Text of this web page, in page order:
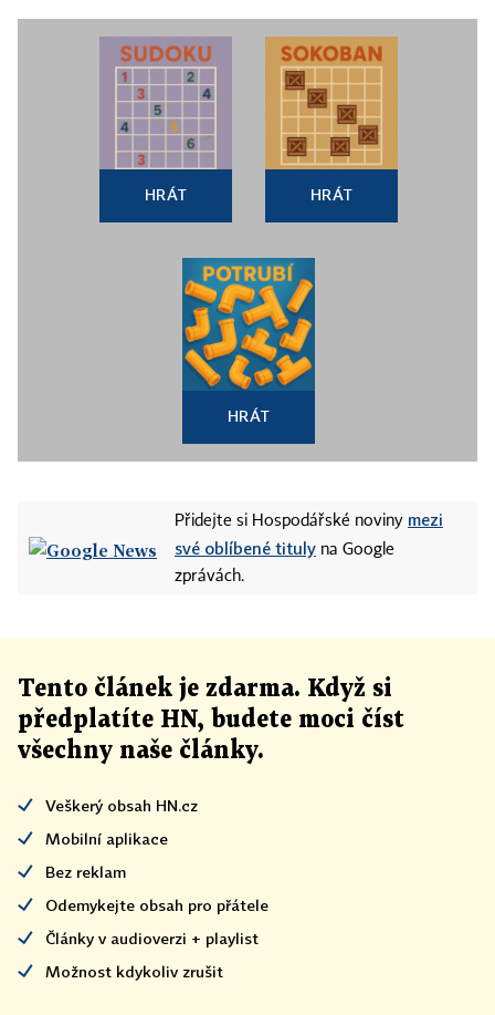
HRÁT HRÁT
HRÁT
Přidejte si Hospodářské noviny mezi
své oblíbené tituly na Google
zprávách.
Tento článek je zdarma. Když si
předplatíte HN, budete moci číst
všechny naše články.
Veškerý obsah HN.cz
Mobilní aplikace
Bez reklam
Odemykejte obsah pro přátele
Články v audioverzi + playlist
Možnost kdykoliv zrušit